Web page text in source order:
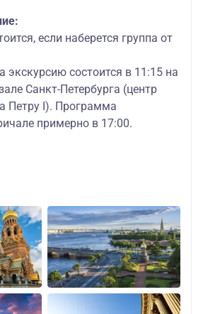
если наберется группа от
экскурсию состоится в 11:15 на
Санкт-Петербурга (центр
Петру I). Программа
примерно в 17:00.